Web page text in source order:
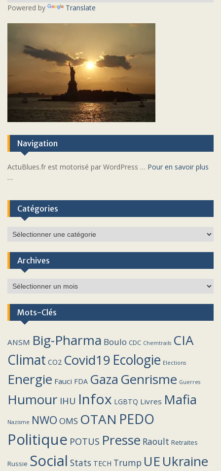
Powered by Translate
Navigation
ActuBlues.fr est motorisé par WordPress … Pour en savoir plus
…
Catégories
Catégories
Archives
Archives
Mots-Clés
ANSM Big-Pharma Boulo CDC Chemtrails CIA
Climat CO2 Covid19 Ecologie Elections
Energie Fauci FDA Gaza Genrisme Guerres
Humour IHU Infox LGBTQ Livres Mafia
Nazisme NWO OMS OTAN PEDO
Politique POTUS Presse Raoult Retraites
Russie Social Stats TECH Trump UEUkraine